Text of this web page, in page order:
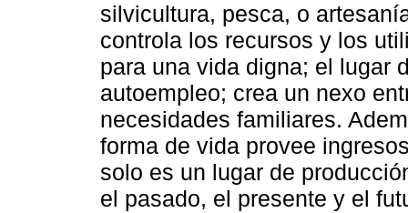
silvicultura, pesca, o
controla los recursos y los
para una vida digna; el lugar
autoempleo; crea un nexo
necesidades familiares.
forma de vida provee
solo es un lugar de
el pasado, el presente y el